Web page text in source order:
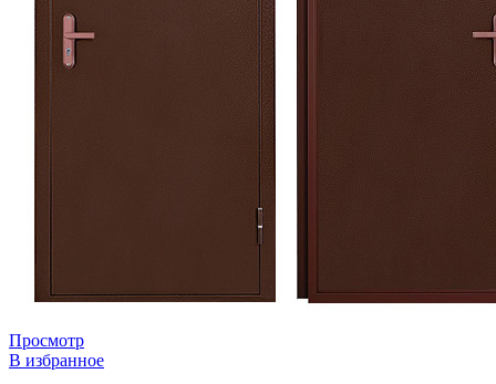
Просмотр
В избранное